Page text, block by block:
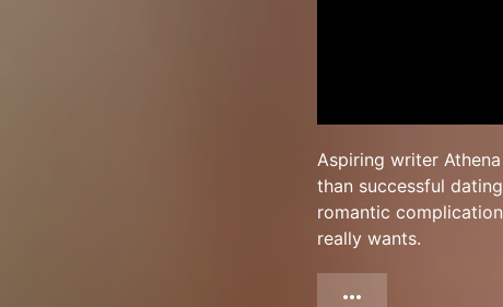
Aspiring writer
than successful
romantic
really wants.